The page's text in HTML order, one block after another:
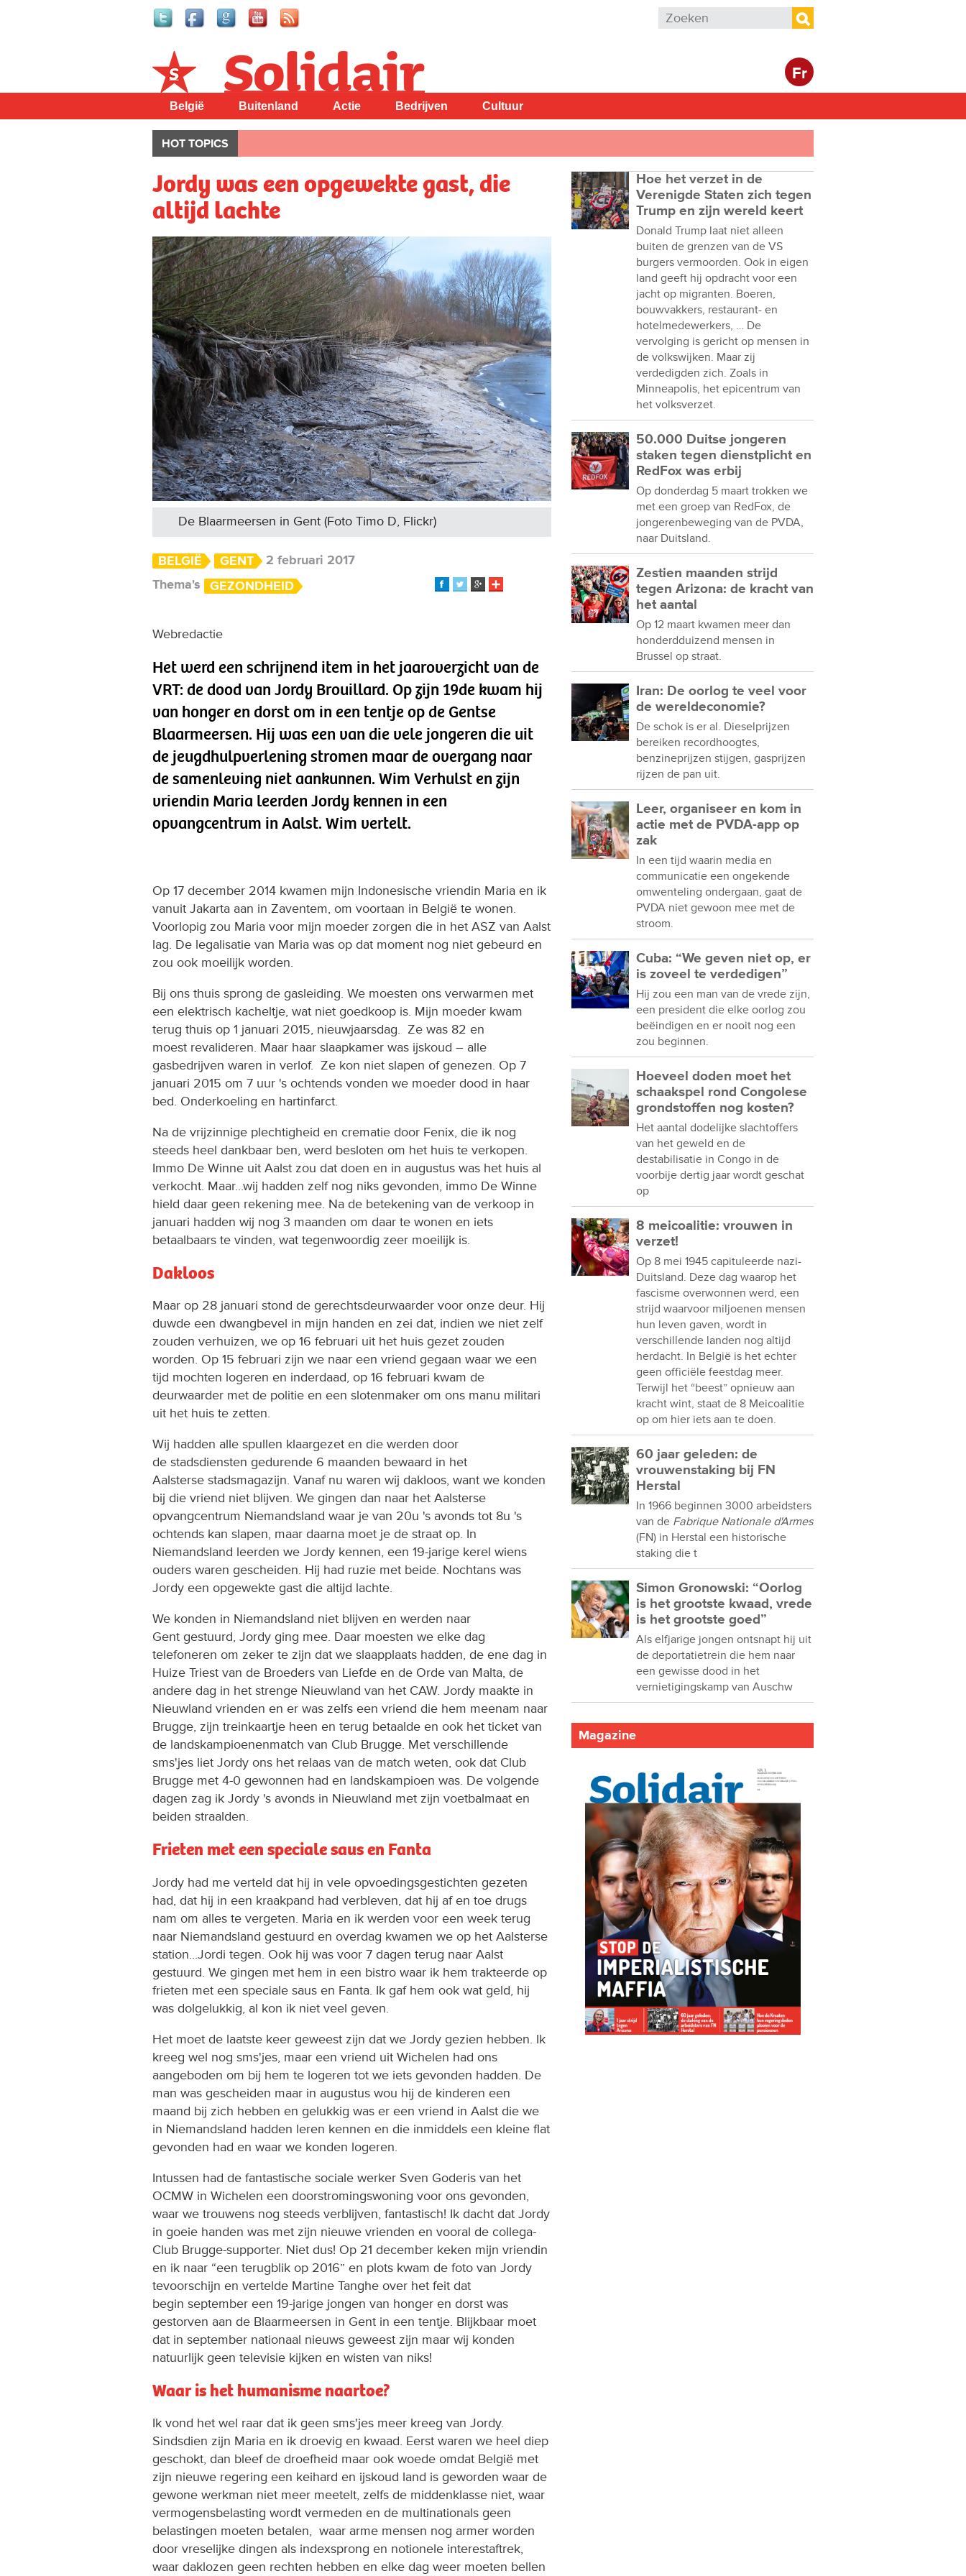
Zoekveld
Zoeken
Fr
Solidair
België Buitenland Actie Bedrijven Cultuur
HOT TOPICS
Jordy was een opgewekte gast, die
altijd lachte
De Blaarmeersen in Gent (Foto Timo D, Flickr)
BELGIË GENT
2 februari 2017
Thema's
GEZONDHEID
Webredactie
Het werd een schrijnend item in het jaaroverzicht van de
VRT: de dood van Jordy Brouillard. Op zijn 19de kwam hij
van honger en dorst om in een tentje op de Gentse
Blaarmeersen. Hij was een van die vele jongeren die uit
de jeugdhulpverlening stromen maar de overgang naar
de samenleving niet aankunnen. Wim Verhulst en zijn
vriendin Maria leerden Jordy kennen in een
opvangcentrum in Aalst. Wim vertelt.
Op 17 december 2014 kwamen mijn Indonesische vriendin Maria en ik
vanuit Jakarta aan in Zaventem, om voortaan in België te wonen.
Voorlopig zou Maria voor mijn moeder zorgen die in het ASZ van Aalst
lag. De legalisatie van Maria was op dat moment nog niet gebeurd en
zou ook moeilijk worden.
Bij ons thuis sprong de gasleiding. We moesten ons verwarmen met
een elektrisch kacheltje, wat niet goedkoop is. Mijn moeder kwam
terug thuis op 1 januari 2015, nieuwjaarsdag. Ze was 82 en
moest revalideren. Maar haar slaapkamer was ijskoud – alle
gasbedrijven waren in verlof. Ze kon niet slapen of genezen. Op 7
januari 2015 om 7 uur 's ochtends vonden we moeder dood in haar
bed. Onderkoeling en hartinfarct.
Na de vrijzinnige plechtigheid en crematie door Fenix, die ik nog
steeds heel dankbaar ben, werd besloten om het huis te verkopen.
Immo De Winne uit Aalst zou dat doen en in augustus was het huis al
verkocht. Maar...wij hadden zelf nog niks gevonden, immo De Winne
hield daar geen rekening mee. Na de betekening van de verkoop in
januari hadden wij nog 3 maanden om daar te wonen en iets
betaalbaars te vinden, wat tegenwoordig zeer moeilijk is.
Dakloos
Maar op 28 januari stond de gerechtsdeurwaarder voor onze deur. Hij
duwde een dwangbevel in mijn handen en zei dat, indien we niet zelf
zouden verhuizen, we op 16 februari uit het huis gezet zouden
worden. Op 15 februari zijn we naar een vriend gegaan waar we een
tijd mochten logeren en inderdaad, op 16 februari kwam de
deurwaarder met de politie en een slotenmaker om ons manu militari
uit het huis te zetten.
Wij hadden alle spullen klaargezet en die werden door
de stadsdiensten gedurende 6 maanden bewaard in het
Aalsterse stadsmagazijn. Vanaf nu waren wij dakloos, want we konden
bij die vriend niet blijven. We gingen dan naar het Aalsterse
opvangcentrum Niemandsland waar je van 20u 's avonds tot 8u 's
ochtends kan slapen, maar daarna moet je de straat op. In
Niemandsland leerden we Jordy kennen, een 19-jarige kerel wiens
ouders waren gescheiden. Hij had ruzie met beide. Nochtans was
Jordy een opgewekte gast die altijd lachte.
We konden in Niemandsland niet blijven en werden naar
Gent gestuurd, Jordy ging mee. Daar moesten we elke dag
telefoneren om zeker te zijn dat we slaapplaats hadden, de ene dag in
Huize Triest van de Broeders van Liefde en de Orde van Malta, de
andere dag in het strenge Nieuwland van het CAW. Jordy maakte in
Nieuwland vrienden en er was zelfs een vriend die hem meenam naar
Brugge, zijn treinkaartje heen en terug betaalde en ook het ticket van
de landskampioenenmatch van Club Brugge. Met verschillende
sms'jes liet Jordy ons het relaas van de match weten, ook dat Club
Brugge met 4-0 gewonnen had en landskampioen was. De volgende
dagen zag ik Jordy 's avonds in Nieuwland met zijn voetbalmaat en
beiden straalden.
Frieten met een speciale saus en Fanta
Jordy had me verteld dat hij in vele opvoedingsgestichten gezeten
had, dat hij in een kraakpand had verbleven, dat hij af en toe drugs
nam om alles te vergeten. Maria en ik werden voor een week terug
naar Niemandsland gestuurd en overdag kwamen we op het Aalsterse
station...Jordi tegen. Ook hij was voor 7 dagen terug naar Aalst
gestuurd. We gingen met hem in een bistro waar ik hem trakteerde op
frieten met een speciale saus en Fanta. Ik gaf hem ook wat geld, hij
was dolgelukkig, al kon ik niet veel geven.
Het moet de laatste keer geweest zijn dat we Jordy gezien hebben. Ik
kreeg wel nog sms'jes, maar een vriend uit Wichelen had ons
aangeboden om bij hem te logeren tot we iets gevonden hadden. De
man was gescheiden maar in augustus wou hij de kinderen een
maand bij zich hebben en gelukkig was er een vriend in Aalst die we
in Niemandsland hadden leren kennen en die inmiddels een kleine flat
gevonden had en waar we konden logeren.
Intussen had de fantastische sociale werker Sven Goderis van het
OCMW in Wichelen een doorstromingswoning voor ons gevonden,
waar we trouwens nog steeds verblijven, fantastisch! Ik dacht dat Jordy
in goeie handen was met zijn nieuwe vrienden en vooral de collega-
Club Brugge-supporter. Niet dus! Op 21 december keken mijn vriendin
en ik naar “een terugblik op 2016” en plots kwam de foto van Jordy
tevoorschijn en vertelde Martine Tanghe over het feit dat
begin september een 19-jarige jongen van honger en dorst was
gestorven aan de Blaarmeersen in Gent in een tentje. Blijkbaar moet
dat in september nationaal nieuws geweest zijn maar wij konden
natuurlijk geen televisie kijken en wisten van niks!
Waar is het humanisme naartoe?
Ik vond het wel raar dat ik geen sms'jes meer kreeg van Jordy.
Sindsdien zijn Maria en ik droevig en kwaad. Eerst waren we heel diep
geschokt, dan bleef de droefheid maar ook woede omdat België met
zijn nieuwe regering een keihard en ijskoud land is geworden waar de
gewone werkman niet meer meetelt, zelfs de middenklasse niet, waar
vermogensbelasting wordt vermeden en de multinationals geen
belastingen moeten betalen, waar arme mensen nog armer worden
door vreselijke dingen als indexsprong en notionele interestaftrek,
waar daklozen geen rechten hebben en elke dag weer moeten bellen
Hoe het verzet in de
Verenigde Staten zich tegen
Trump en zijn wereld keert
Donald Trump laat niet alleen
buiten de grenzen van de VS
burgers vermoorden. Ook in eigen
land geeft hij opdracht voor een
jacht op migranten. Boeren,
bouwvakkers, restaurant- en
hotelmedewerkers, … De
vervolging is gericht op mensen in
de volkswijken. Maar zij
verdedigden zich. Zoals in
Minneapolis, het epicentrum van
het volksverzet.
50.000 Duitse jongeren
staken tegen dienstplicht en
RedFox was erbij
Op donderdag 5 maart trokken we
met een groep van RedFox, de
jongerenbeweging van de PVDA,
naar Duitsland.
Zestien maanden strijd
tegen Arizona: de kracht van
het aantal
Op 12 maart kwamen meer dan
honderdduizend mensen in
Brussel op straat.
Iran: De oorlog te veel voor
de wereldeconomie?
De schok is er al. Dieselprijzen
bereiken recordhoogtes,
benzineprijzen stijgen, gasprijzen
rijzen de pan uit.
Leer, organiseer en kom in
actie met de PVDA-app op
zak
In een tijd waarin media en
communicatie een ongekende
omwenteling ondergaan, gaat de
PVDA niet gewoon mee met de
stroom.
Cuba: “We geven niet op, er
is zoveel te verdedigen”
Hij zou een man van de vrede zijn,
een president die elke oorlog zou
beëindigen en er nooit nog een
zou beginnen.
Hoeveel doden moet het
schaakspel rond Congolese
grondstoffen nog kosten?
Het aantal dodelijke slachtoffers
van het geweld en de
destabilisatie in Congo in de
voorbije dertig jaar wordt geschat
op
8 meicoalitie: vrouwen in
verzet!
Op 8 mei 1945 capituleerde nazi-
Duitsland. Deze dag waarop het
fascisme overwonnen werd, een
strijd waarvoor miljoenen mensen
hun leven gaven, wordt in
verschillende landen nog altijd
herdacht. In België is het echter
geen officiële feestdag meer.
Terwijl het “beest” opnieuw aan
kracht wint, staat de 8 Meicoalitie
op om hier iets aan te doen.
60 jaar geleden: de
vrouwenstaking bij FN
Herstal
In 1966 beginnen 3000 arbeidsters
van de Fabrique Nationale d'Armes
(FN) in Herstal een historische
staking die t
Simon Gronowski: “Oorlog
is het grootste kwaad, vrede
is het grootste goed”
Als elfjarige jongen ontsnapt hij uit
de deportatietrein die hem naar
een gewisse dood in het
vernietigingskamp van Auschw
Magazine